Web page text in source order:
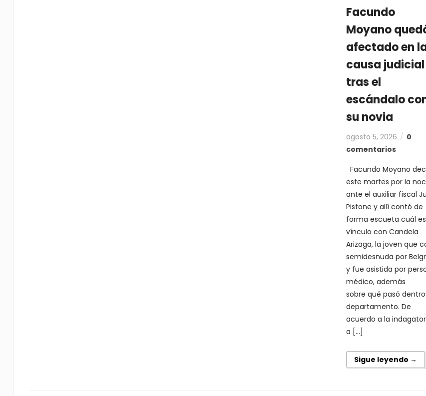
Facundo
Moyano
afectado en
causa judicial
tras el
escándalo
su novia
agosto 5, 2026
0
comentarios
Facundo Moyano
este martes por la
ante el auxiliar fiscal
Pistone y allí contó de
forma escueta cuál
vínculo con Candela
Arizaga, la joven que
semidesnuda por
y fue asistida por
médico, además
sobre qué pasó
departamento. De
acuerdo a la
a […]
Sigue leyendo →